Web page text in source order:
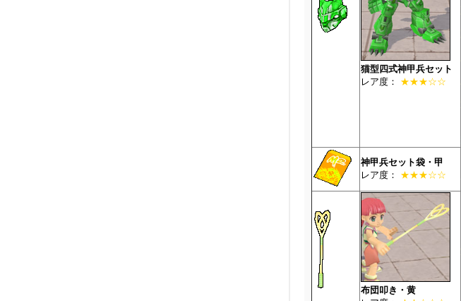
猫型四式神甲兵セット
レア度： ★★★☆☆
神甲兵セット袋・甲
レア度： ★★★☆☆
布団叩き・黄